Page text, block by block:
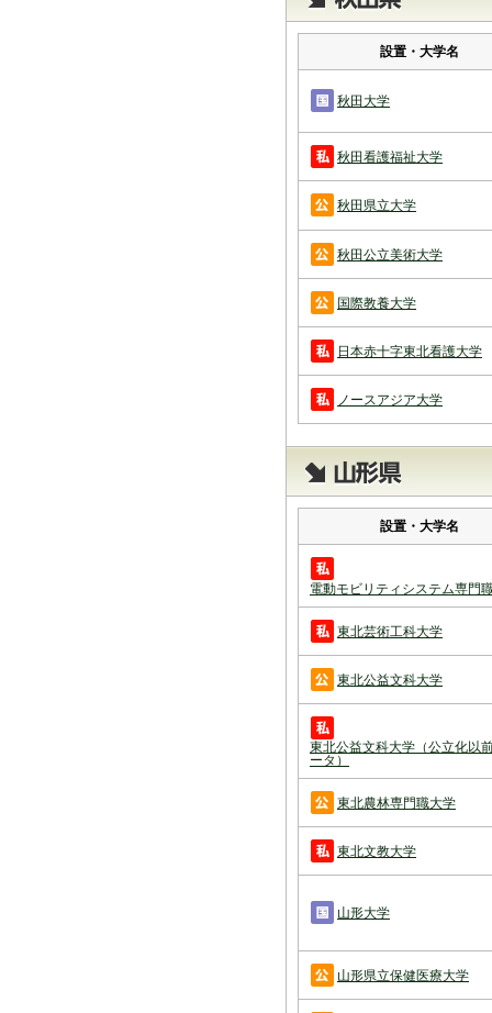
設置・大学名
秋田大学
秋田看護福祉大学
秋田県立大学
秋田公立美術大学
国際教養大学
日本赤十字東北看護大学
ノースアジア大学
設置・大学名
電動モビリティシステム専門
東北芸術工科大学
東北公益文科大学
東北公益文科大学（公立化以
ータ）
東北農林専門職大学
東北文教大学
山形大学
山形県立保健医療大学